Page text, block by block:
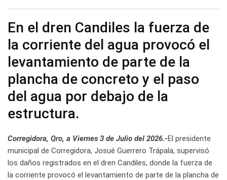
En el dren Candiles la fuerza de
la corriente del agua provocó el
levantamiento de parte de la
plancha de concreto y el paso
del agua por debajo de la
estructura.
Corregidora, Qro, a Viernes 3 de Julio del 2026.-El presidente
municipal de Corregidora, Josué Guerrero Trápala, supervisó
los daños registrados en el dren Candiles, donde la fuerza de
la corriente provocó el levantamiento de parte de la plancha de